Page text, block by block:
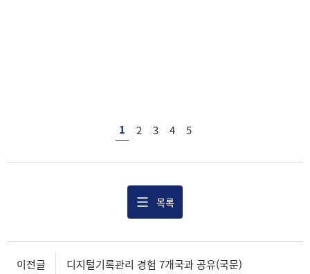
1 2 3 4 5
목록
이전글 디지털기록관리 경험 7개국과 공유(국문)